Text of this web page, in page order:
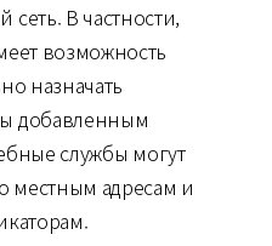
В частности,
возможность
назначать
добавленным
службы могут
местным адресам и